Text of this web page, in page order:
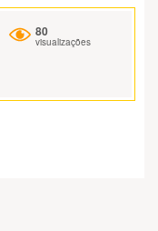
80
visualizações